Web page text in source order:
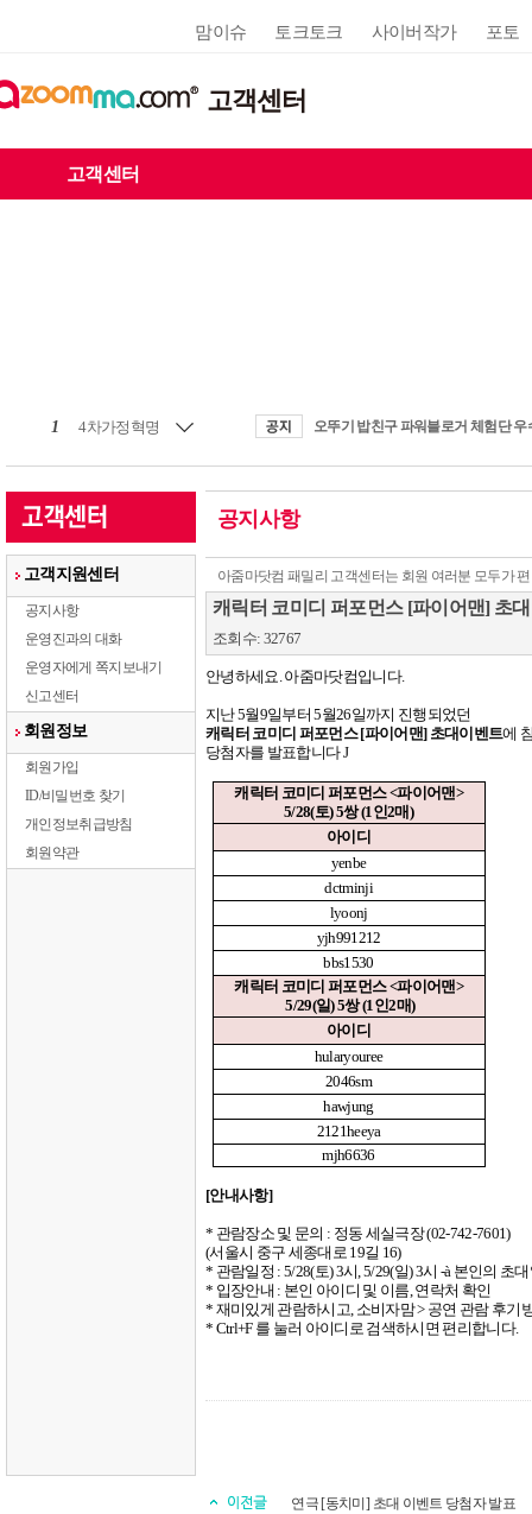
맘이슈 토크토크 사이버작가 포토
고객센터
고객센터
1 4차가정혁명
고객지원센터
공지사항
운영진과의 대화
운영자에게 쪽지보내기
신고센터
회원정보
회원가입
ID/비밀번호 찾기
개인정보취급방침
회원약관
공지사항
아줌마닷컴 패밀리 고객센터는 회원 여러분 모두가
캐릭터 코미디 퍼포먼스 [파이어맨] 초
조회수: 32767
안녕하세요.아줌마닷컴입니다.
지난5월9일부터 5월26일까지 진행되었던
캐릭터 코미디 퍼포먼스[파이어맨] 초대이벤트에
당첨자를 발표합니다J
캐릭터 코미디 퍼포먼스<파이어맨>
5/28(토) 5쌍(1인2매)
아이디
yenbe
dctminji
lyoonj
yjh991212
bbs1530
캐릭터 코미디 퍼포먼스<파이어맨>
5/29(일) 5쌍(1인2매)
아이디
hularyouree
2046sm
hawjung
2121heeya
mjh6636
[안내사항]
* 관람장소 및 문의 : 정동 세실극장(02-742-7601)
(서울시 중구 세종대로 19길 16)
* 관람일정 : 5/28(토) 3시, 5/29(일) 3시 -à 본인의 초
* 입장안내 : 본인 아이디 및 이름,연락처 확인
* 재미있게 관람하시고, 소비자맘> 공연 관람 후기
* Ctrl+F 를 눌러 아이디로 검색하시면 편리합니다.
연극 [동치미] 초대 이벤트 당첨자 발표